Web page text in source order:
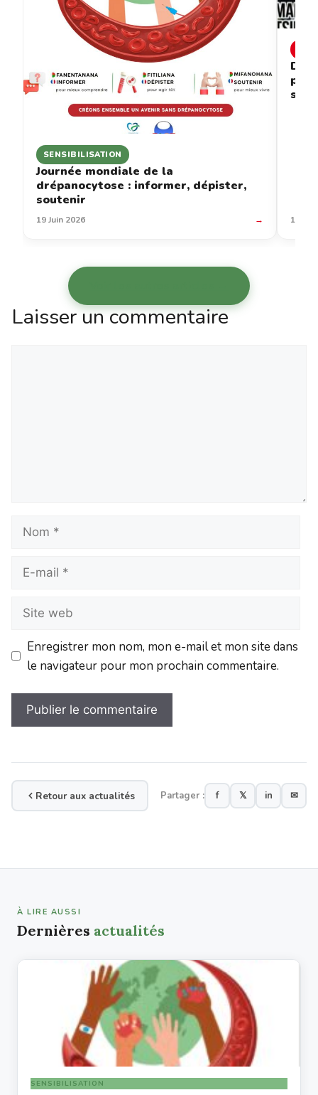
SENSIBILISATION
Journée mondiale de la
drépanocytose : informer, dépister,
soutenir
19 Juin 2026 → 12
Laisser un commentaire
Nom
Site
Enregistrer mon nom, mon e-mail et mon site dans
le navigateur pour mon prochain commentaire.
Retour aux actualités Partager : f 𝕏 in ✉
À LIRE AUSSI
Dernières actualités
SENSIBILISATION